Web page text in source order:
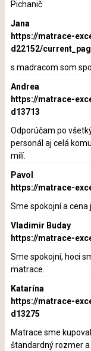
Pichanič
Jana
https://matrace-
d22152/
s madracom som
Andrea
https://matrace-
d13713
Odporúčam po
personál aj celá
milí.
Pavol
https://matrace-
Sme spokojní a
Vladimir Buday
https://matrace-
Sme spokojní, hoci
matrace.
Katarína
https://matrace-
d13275
Matrace sme
štandardný rozmer